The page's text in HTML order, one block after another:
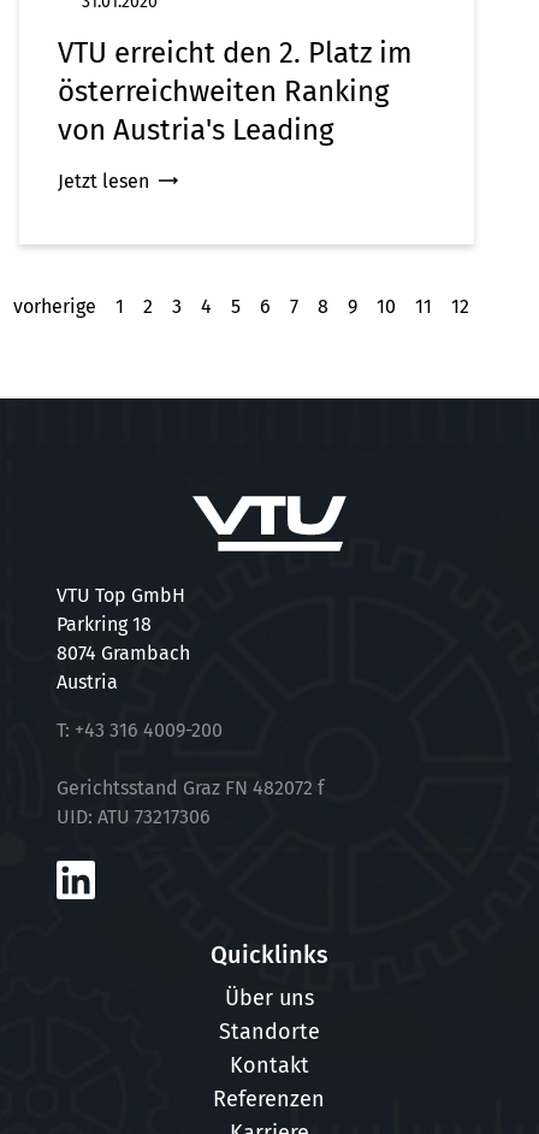
VTU erreicht den 2. Platz im
österreichweiten Ranking
von Austria's Leading
Companies
Jetzt lesen
vorherige 1 2 3 4 5 6 7 8 9 10 11 12
VTU Top GmbH
Parkring 18
8074 Grambach
Austria
T: +43 316 4009-200
Gerichtsstand Graz FN 482072 f
UID: ATU 73217306
Quicklinks
Über uns
Standorte
Kontakt
Referenzen